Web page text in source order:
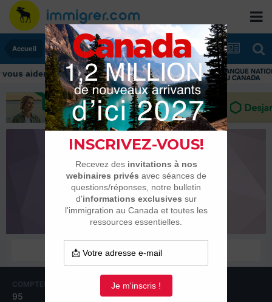
Accueil
aider tout au long de votre transition
Alex Ditunga
Membres
COMPTEUR DE CONTENUS
95
INSCRIPTION
17 novembre 2015